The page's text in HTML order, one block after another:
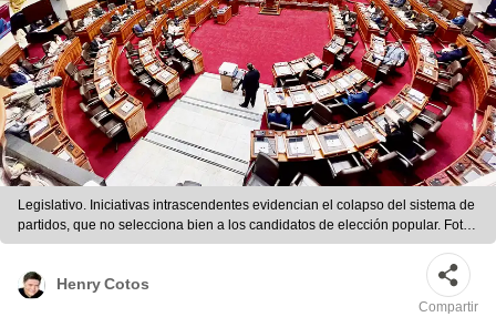
Legislativo. Iniciativas intrascendentes evidencian el colapso del sistema de
partidos, que no selecciona bien a los candidatos de elección popular. Foto:
difusión
Henry Cotos
Compartir